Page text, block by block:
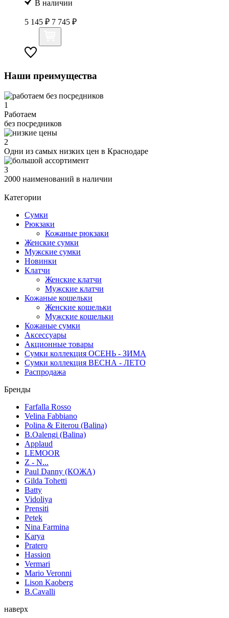
В наличии
5 145 ₽ 7 745 ₽
Наши преимущества
1
Работаем
без посредников
2
Одни из самых низких цен в Краснодаре
3
2000 наименований в наличии
Категории
Сумки
Рюкзаки
Кожаные рюкзаки
Женские сумки
Мужские сумки
Новинки
Клатчи
Женские клатчи
Мужские клатчи
Кожаные кошельки
Женские кошельки
Мужские кошельки
Кожаные сумки
Аксессуары
Акционные товары
Сумки коллекция ОСЕНЬ - ЗИМА
Сумки коллекция ВЕСНА - ЛЕТО
Распродажа
Бренды
Farfalla Rosso
Velina Fabbiano
Polina & Eiterou (Balina)
B.Oalengi (Balina)
Applaud
LEMOOR
Z - N...
Paul Danny (КОЖА)
Gilda Tohetti
Batty
Vidoliya
Prensiti
Petek
Nina Farmina
Karya
Pratero
Hassion
Vermari
Mario Veronni
Lison Kaoberg
B.Cavalli
наверх